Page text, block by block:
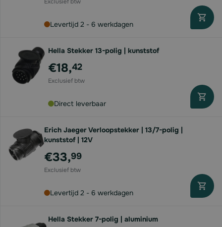
Levertijd 2 - 6 werkdagen
Hella Stekker 13-polig | kunststof
€18,42
Direct leverbaar
Erich Jaeger Verloopstekker | 13/7-polig |
kunststof | 12V
€33,99
Levertijd 2 - 6 werkdagen
Hella Stekker 7-polig | aluminium